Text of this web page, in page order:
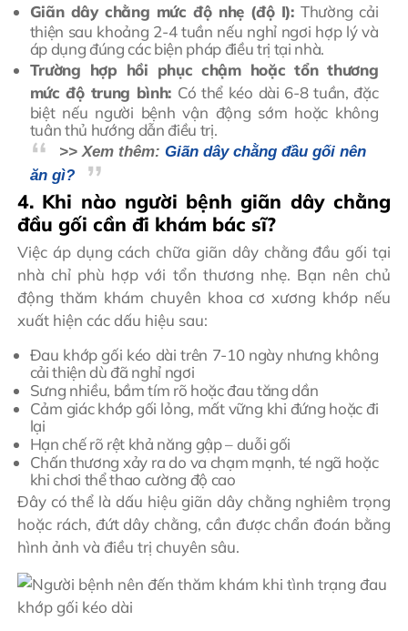
Giãn dây chằng mức độ nhẹ (độ I):Thường cải
thiện sau khoảng 2-4 tuần nếu nghỉ ngơi hợp lý và
áp dụng đúng các biện pháp điều trị tại nhà.
Trường hợp hồi phục chậm hoặc tổn thương
mức độ trung bình: Có thể kéo dài 6-8 tuần, đặc
biệt nếu người bệnh vận động sớm hoặc không
tuân thủ hướng dẫn điều trị.
>> Xem thêm:Giãn dây chằng đầu gối nên
ăn gì?
4. Khi nào người bệnh giãn dây chằng
đầu gối cần đi khám bác sĩ?
Việc áp dụng cách chữa giãn dây chằng đầu gối tại
nhà chỉ phù hợp với tổn thương nhẹ. Bạn nên chủ
động thăm khám chuyên khoa cơ xương khớp nếu
xuất hiện các dấu hiệu sau:
Đau khớp gối kéo dài trên 7-10 ngày nhưng không
cải thiện dù đã nghỉ ngơi
Sưng nhiều, bầm tím rõ hoặc đau tăng dần
Cảm giác khớp gối lỏng, mất vững khi đứng hoặc đi
lại
Hạn chế rõ rệt khả năng gập – duỗi gối
Chấn thương xảy ra do va chạm mạnh, té ngã hoặc
khi chơi thể thao cường độ cao
Đây có thể là dấu hiệu giãn dây chằng nghiêm trọng
hoặc rách, đứt dây chằng, cần được chẩn đoán bằng
hình ảnh và điều trị chuyên sâu.